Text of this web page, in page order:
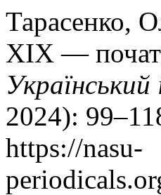
Тарасенко,
ХІХ —
2024):
https://nasu-